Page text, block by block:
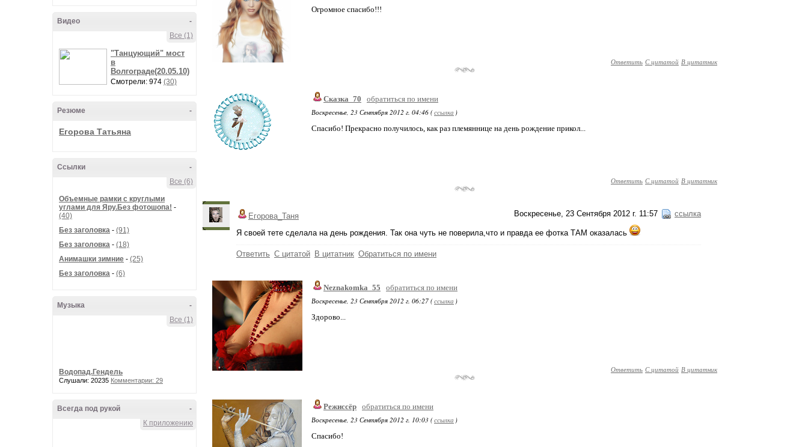
-
Видео
Все (1)
"Танцующий" мост
в
Волгограде(20.05.10)
Смотрели: 974 (30)
-
Резюме
Егорова Татьяна
-
Ссылки
Все (6)
Объемные рамки с круглыми
углами для Яру.Без фотошопа! -
(40)
Без заголовка - (91)
Без заголовка - (18)
Анимашки зимние - (25)
Без заголовка - (6)
-
Музыка
Все (1)
Водопад.Гендель
Слушали: 20235 Комментарии: 29
-
Всегда под рукой
К приложению
Огромное спасибо!!!
Ответить С цитатой В цитатник
Сказка_70
обратиться по имени
Воскресенье, 23 Сентября 2012 г. 04:46 (ссылка )
Спасибо! Прекрасно получилось, как раз племяннице на день рождение прикол...
Ответить С цитатой В цитатник
Воскресенье, 23 Сентября 2012 г. 11:57 ссылка
Егорова_Таня
Я своей тете сделала на день рождения. Так она чуть не поверила,что и правда ее фотка ТАМ оказалась
Ответить С цитатой В цитатник Обратиться по имени
Neznakomka_55
обратиться по имени
Воскресенье, 23 Сентября 2012 г. 06:27 (ссылка )
Здорово...
Ответить С цитатой В цитатник
Режиссёр обратиться по имени
Воскресенье, 23 Сентября 2012 г. 10:03 (ссылка )
Спасибо!